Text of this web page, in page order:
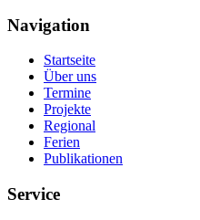
Navigation
Startseite
Über uns
Termine
Projekte
Regional
Ferien
Publikationen
Service